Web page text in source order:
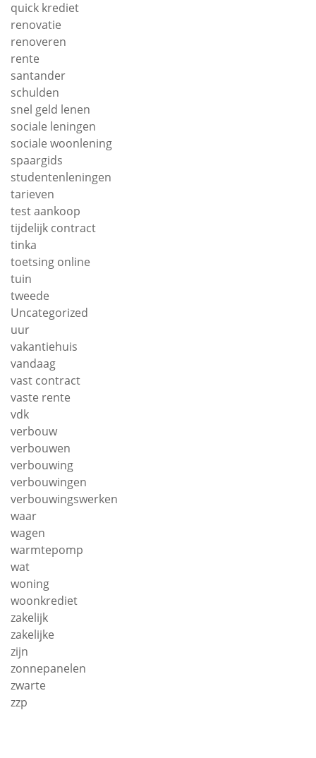
quick krediet
renovatie
renoveren
rente
santander
schulden
snel geld lenen
sociale leningen
sociale woonlening
spaargids
studentenleningen
tarieven
test aankoop
tijdelijk contract
tinka
toetsing online
tuin
tweede
Uncategorized
uur
vakantiehuis
vandaag
vast contract
vaste rente
vdk
verbouw
verbouwen
verbouwing
verbouwingen
verbouwingswerken
waar
wagen
warmtepomp
wat
woning
woonkrediet
zakelijk
zakelijke
zijn
zonnepanelen
zwarte
zzp